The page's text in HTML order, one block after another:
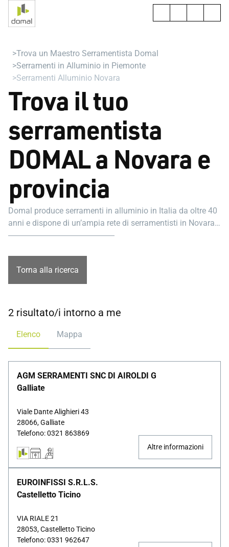
Trova un Maestro Serramentista Domal
Serramenti in Alluminio in Piemonte
Serramenti Alluminio Novara
Trova il tuo
serramentista
DOMAL a Novara e
provincia
Domal produce serramenti in alluminio in Italia da oltre 40
anni e dispone di un’ampia rete di serramentisti in Novara
pronti ad aiutarti nel tuo progetto.
Torna alla ricerca
2 risultato/i intorno a me
Elenco Mappa
AGM SERRAMENTI SNC DI AIROLDI G
Galliate
Viale Dante Alighieri 43
28066, Galliate
Telefono: 0321 863869
Altre informazioni
EUROINFISSI S.R.L.S.
Castelletto Ticino
VIA RIALE 21
28053, Castelletto Ticino
Telefono: 0331 962647